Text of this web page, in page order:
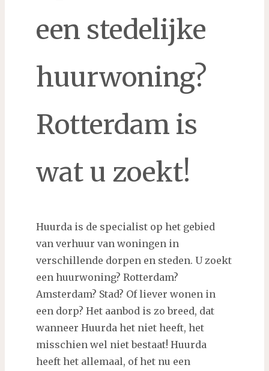
een stedelijke
huurwoning?
Rotterdam is
wat u zoekt!
Huurda is de specialist op het gebied
van verhuur van woningen in
verschillende dorpen en steden. U zoekt
een huurwoning? Rotterdam?
Amsterdam? Stad? Of liever wonen in
een dorp? Het aanbod is zo breed, dat
wanneer Huurda het niet heeft, het
misschien wel niet bestaat! Huurda
heeft het allemaal, of het nu een